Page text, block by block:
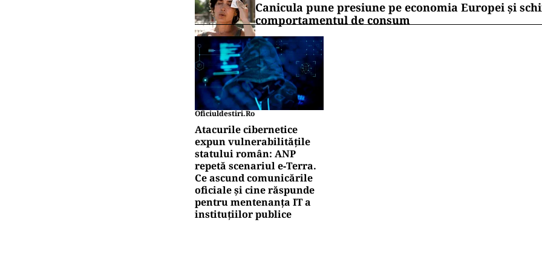
Canicula pune presiune pe economia Europei și
comportamentul de consum
Oficiuldestiri.ro
Atacurile cibernetice
expun vulnerabilitățile
statului român: ANP
repetă scenariul e‑Terra.
Ce ascund comunicările
oficiale și cine răspunde
pentru mentenanța IT a
instituțiilor publice